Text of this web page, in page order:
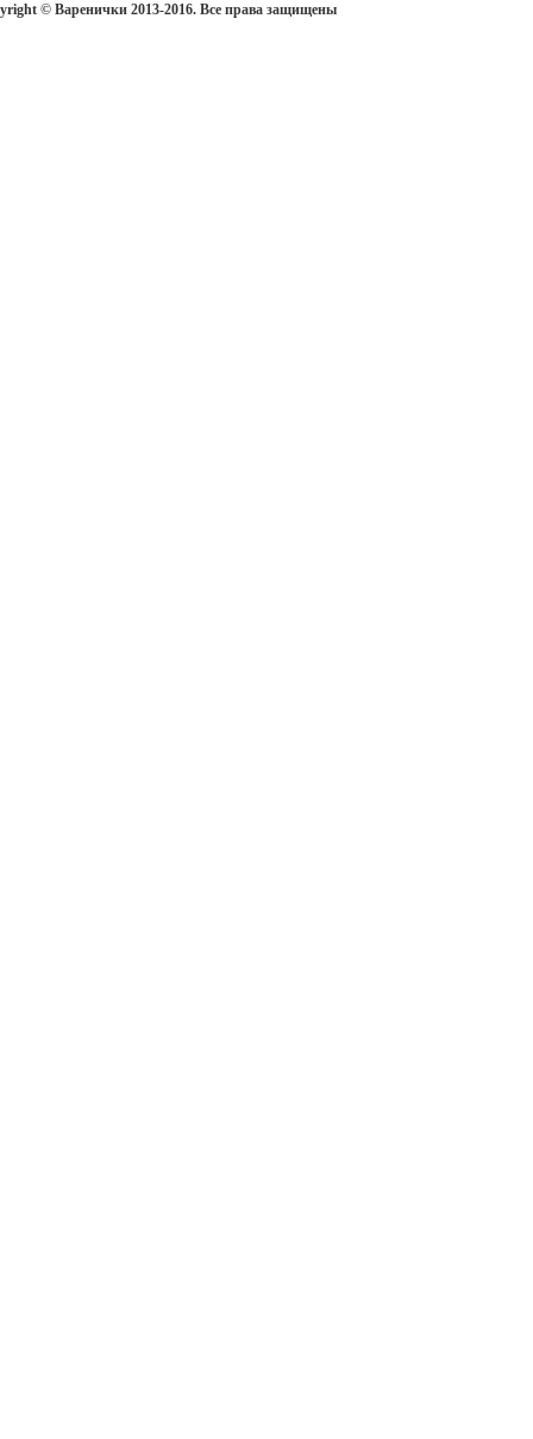
© Варенички 2013-2016. Все права защищены